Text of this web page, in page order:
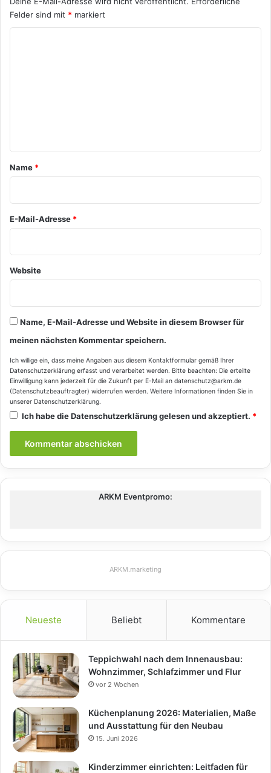
Felder sind mit * markiert
a
*
Name *
E-Mail-Adresse *
Website
Name, E-Mail-Adresse und Website in diesem Browser für
meinen nächsten Kommentar speichern.
Ich willige ein, dass meine Angaben aus diesem Kontaktformular gemäß Ihrer
Datenschutzerklärung erfasst und verarbeitet werden. Bitte beachten: Die erteilte
Einwilligung kann jederzeit für die Zukunft per E-Mail an datenschutz@arkm.de
(Datenschutzbeauftragter) widerrufen werden. Weitere Informationen finden Sie in
unserer Datenschutzerklärung.
Ich habe dieDatenschutzerklärunggelesen und akzeptiert. *
ARKM Eventpromo:
ARKM.marketing
Neueste Beliebt Kommentare
Teppichwahl nach dem Innenausbau:
Wohnzimmer, Schlafzimmer und Flur
vor 2 Wochen
Küchenplanung 2026: Materialien, Maße
und Ausstattung für den Neubau
15. Juni 2026
Kinderzimmer einrichten: Leitfaden für